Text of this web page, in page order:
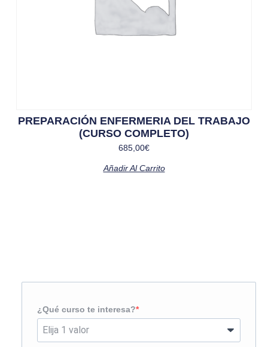
PREPARACIÓN ENFERMERIA DEL TRABAJO
(CURSO COMPLETO)
685,00€
Añadir Al Carrito
¿Qué curso te interesa?